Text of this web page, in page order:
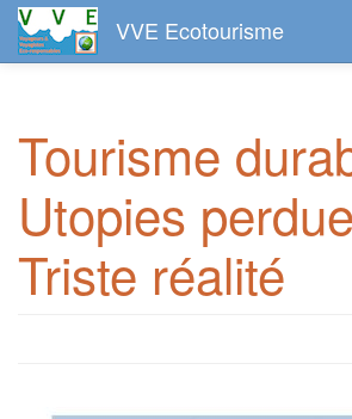
contenu
principal
VVE Ecotourisme
Tourisme
Utopies
Triste réalité